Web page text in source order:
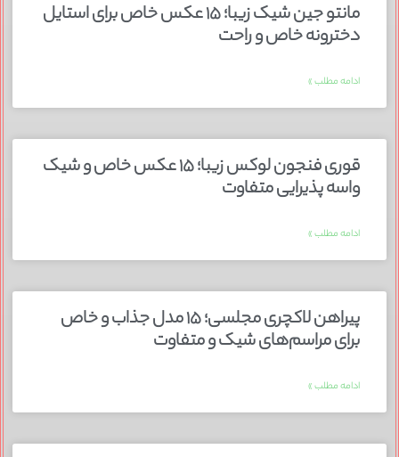
مانتو جین شیک زیبا؛ ۱۵ عکس خاص برای استایل
دخترونه خاص و راحت
ادامه مطلب »
قوری فنجون لوکس زیبا؛ ۱۵ عکس خاص و شیک
واسه پذیرایی متفاوت
ادامه مطلب »
پیراهن لاکچری مجلسی؛ ۱۵ مدل جذاب و خاص
برای مراسم‌های شیک و متفاوت
ادامه مطلب »